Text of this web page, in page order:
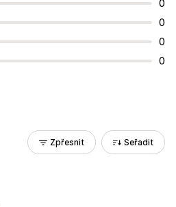
0
0
0
0
Zpřesnit Seřadit